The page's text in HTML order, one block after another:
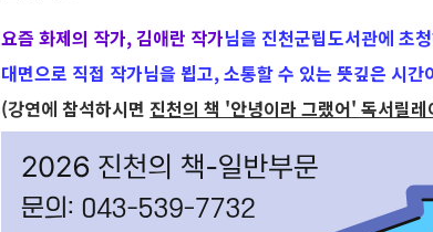
요즘 화제의 작가, 김애란 작가님을 진천군립도서관에 초
대면으로 직접 작가님을 뵙고, 소통할 수 있는 뜻깊은 시
(강연에 참석하시면 진천의 책 '안녕이라 그랬어' 독서릴레